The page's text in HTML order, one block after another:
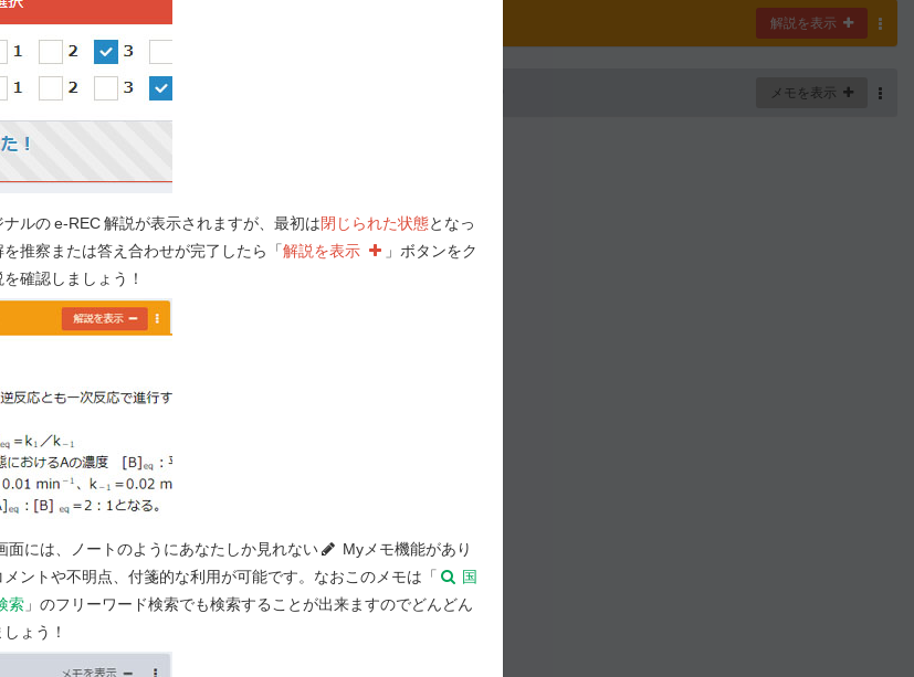
ナルのe-REC解説が表示されますが、最初は閉じられた状態となっ
推察または答え合わせが完了したら「解説を表示
」ボタンをク
確認しましょう！
面には、ノートのようにあなたしか見れない
Myメモ機能があり
メントや不明点、付箋的な利用が可能です。なおこのメモは「
国
索 」のフリーワード検索でも検索することが出来ますのでどんどん
ょう！
治りを早くする薬です。
る合併症の予防のために使用
始めてもらいます。
ジュースを服用しないでくだ
たら、すぐに教えてくださ
いて質問を受けた。手術を受
費の支払いに関する説明とし
の支払いを全額出来高払いに
療費の包括払いのため入院日
薬剤費は医療費の包括払いに含
療費の包括払いに含まれてい
解説を表示
メモを表示